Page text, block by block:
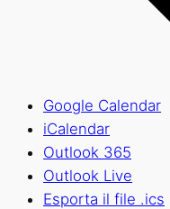
Google Calendar
iCalendar
Outlook 365
Outlook Live
Esporta il file .ics